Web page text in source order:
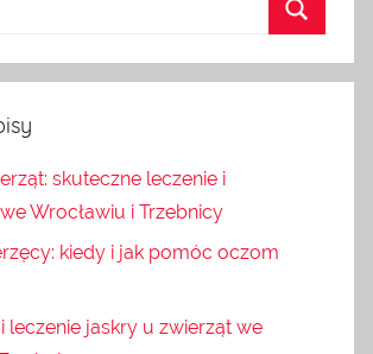
skuteczne leczenie i
Wrocławiu i Trzebnicy
kiedy i jak pomóc oczom
leczenie jaskry u zwierząt we